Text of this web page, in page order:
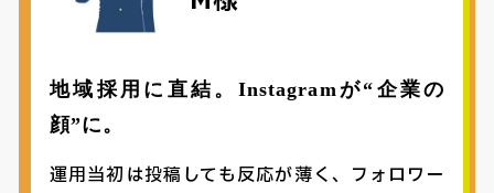
地域採用に直結。Instagramが“企業の
顔”に。
運用当初は投稿しても反応が薄く、フォロワー